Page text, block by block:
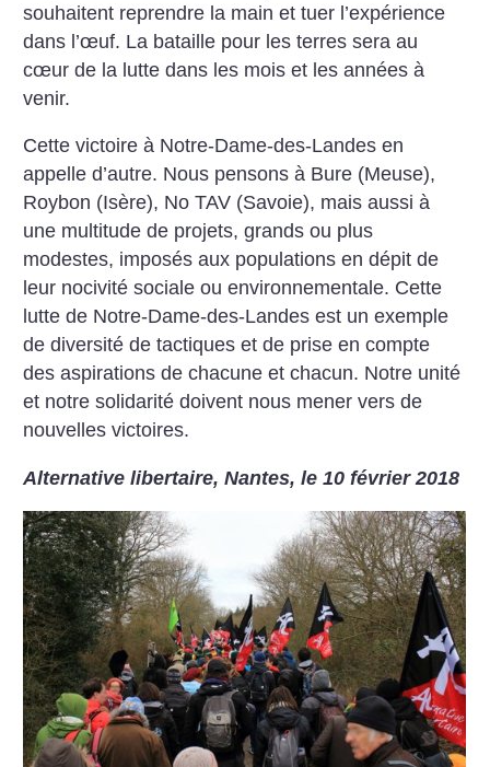
souhaitent reprendre la main et tuer l’expérience
dans l’œuf. La bataille pour les terres sera au
cœur de la lutte dans les mois et les années à
venir.
Cette victoire à Notre-Dame-des-Landes en
appelle d’autre. Nous pensons à Bure (Meuse),
Roybon (Isère), No TAV (Savoie), mais aussi à
une multitude de projets, grands ou plus
modestes, imposés aux populations en dépit de
leur nocivité sociale ou environnementale. Cette
lutte de Notre-Dame-des-Landes est un exemple
de diversité de tactiques et de prise en compte
des aspirations de chacune et chacun. Notre unité
et notre solidarité doivent nous mener vers de
nouvelles victoires.
Alternative libertaire, Nantes, le 10 février 2018